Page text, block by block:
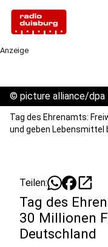
Anzeige
© picture alliance/dpa
Tag des Ehrenamts:
und geben Lebensmittel
Teilen: open_in_new
Tag des
30 Millionen
Deutschland